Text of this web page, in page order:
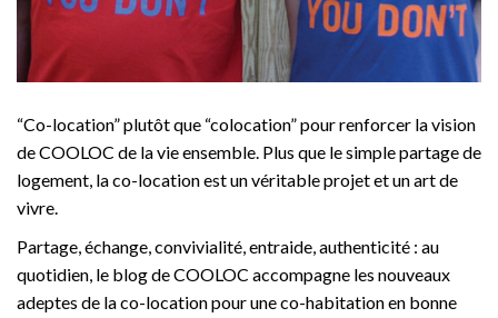
“Co-location” plutôt que “colocation” pour renforcer la vision
de COOLOC de la vie ensemble. Plus que le simple partage de
logement, la co-location est un véritable projet et un art de
vivre.
Partage, échange, convivialité, entraide, authenticité : au
quotidien, le blog de COOLOC accompagne les nouveaux
adeptes de la co-location pour une co-habitation en bonne